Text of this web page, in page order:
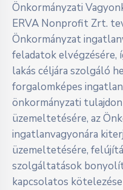
Önkormányzati
ERVA Nonprofit Zrt.
Önkormányzat
feladatok elvégzésére,
lakás céljára szolgáló
forgalomképes
önkormányzati
üzemeltetésére, az
ingatlanvagyonára
üzemeltetésére,
szolgáltatások
kapcsolatos